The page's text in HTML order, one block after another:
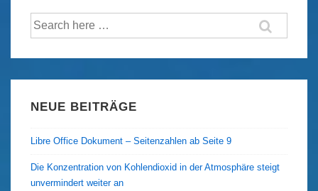
Suche
NEUE BEITRÄGE
Libre Office Dokument – Seitenzahlen ab Seite 9
Die Konzentration von Kohlendioxid in der Atmosphäre steigt
unvermindert weiter an